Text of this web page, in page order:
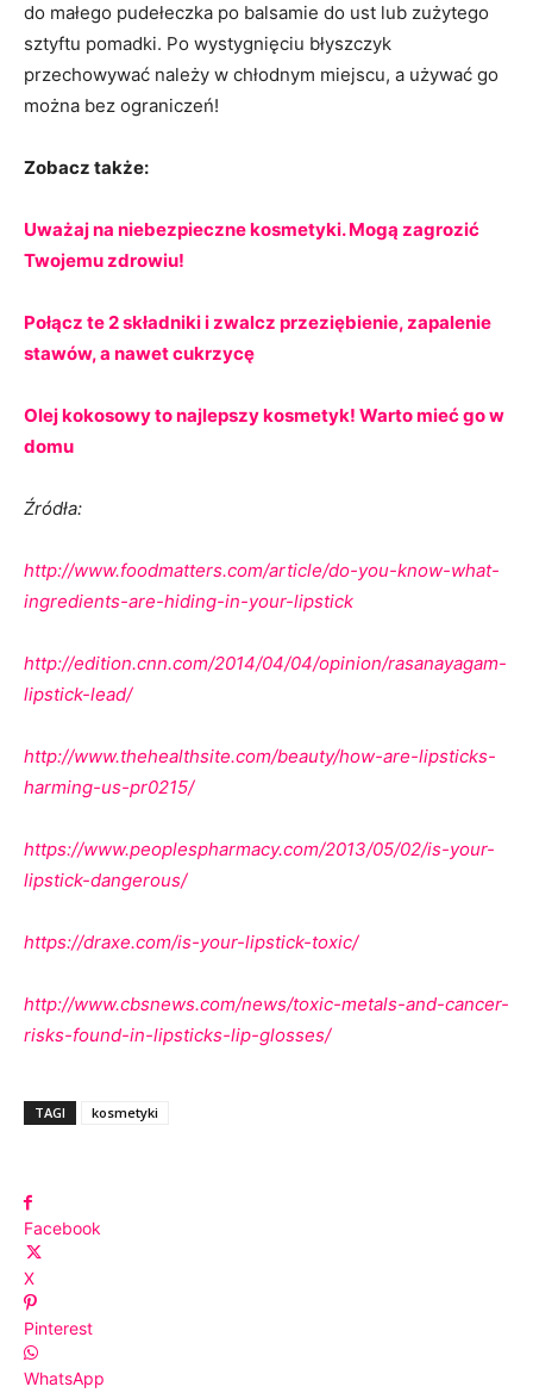
do małego pudełeczka po balsamie do ust lub zużytego
sztyftu pomadki. Po wystygnięciu błyszczyk
przechowywać należy w chłodnym miejscu, a używać go
można bez ograniczeń!
Zobacz także:
Uważaj na niebezpieczne kosmetyki. Mogą zagrozić
Twojemu zdrowiu!
Połącz te 2 składniki i zwalcz przeziębienie, zapalenie
stawów, a nawet cukrzycę
Olej kokosowy to najlepszy kosmetyk! Warto mieć go w
domu
Źródła:
http://www.foodmatters.com/article/do-you-know-what-
ingredients-are-hiding-in-your-lipstick
http://edition.cnn.com/2014/04/04/opinion/rasanayagam-
lipstick-lead/
http://www.thehealthsite.com/beauty/how-are-lipsticks-
harming-us-pr0215/
https://www.peoplespharmacy.com/2013/05/02/is-your-
lipstick-dangerous/
https://draxe.com/is-your-lipstick-toxic/
http://www.cbsnews.com/news/toxic-metals-and-cancer-
risks-found-in-lipsticks-lip-glosses/
TAGI kosmetyki
Facebook
X
Pinterest
WhatsApp